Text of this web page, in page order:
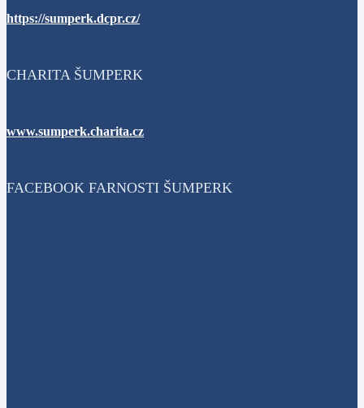
https://sumperk.dcpr.cz/
CHARITA ŠUMPERK
www.sumperk.charita.cz
FACEBOOK FARNOSTI ŠUMPERK